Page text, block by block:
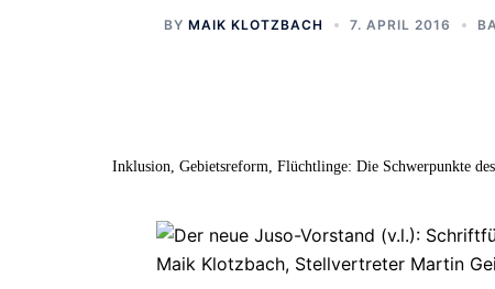
BY MAIK KLOTZBACH 7. APRIL 2016
Inklusion, Gebietsreform, Flüchtlinge: Die Schwerpunkte des